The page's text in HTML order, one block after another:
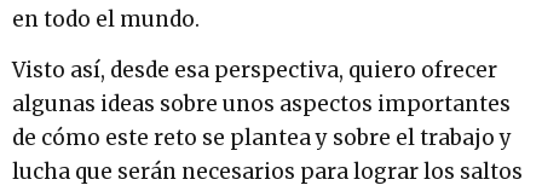
en todo el mundo.
Visto así, desde esa perspectiva, quiero ofrecer
algunas ideas sobre unos aspectos importantes
de cómo este reto se plantea y sobre el trabajo y
lucha que serán necesarios para lograr los saltos